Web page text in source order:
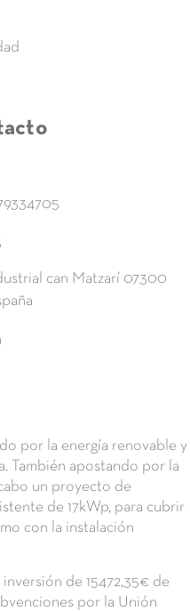
can Matzarí 07300
por la energía renovable y
También apostando por la
un proyecto de
de 17kWp, para cubrir
con la instalación
de 15472,35€ de
por la Unión